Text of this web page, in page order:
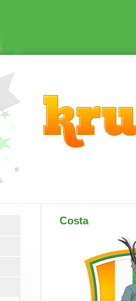
Costa